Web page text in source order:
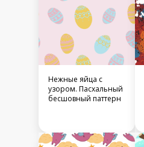
Нежные яйца с
узором. Пасхальный
бесшовный паттерн